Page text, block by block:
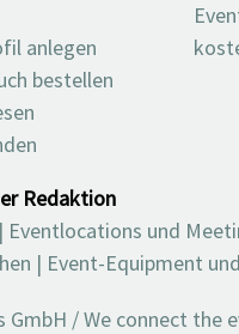
anlegen
bestellen
Redaktion
| Eventlocations und
| Event-Equipment
GmbH / We connect the